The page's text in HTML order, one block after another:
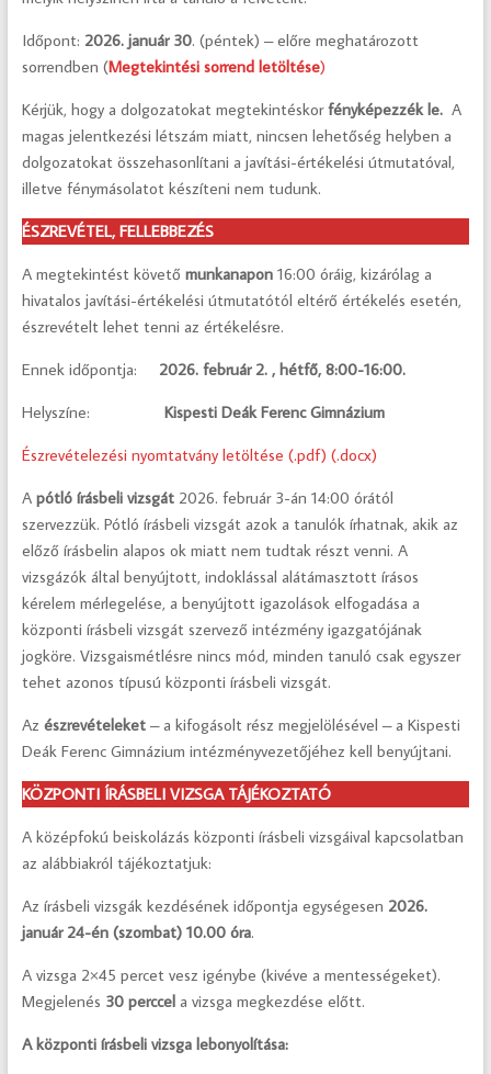
Időpont: 2026. január 30. (péntek) – előre meghatározott
sorrendben (Megtekintési sorrend letöltése)
Kérjük, hogy a dolgozatokat megtekintéskorfényképezzék le.A
magas jelentkezési létszám miatt, nincsen lehetőség helyben a
dolgozatokat összehasonlítani a javítási-értékelési útmutatóval,
illetve fénymásolatot készíteni nem tudunk.
ÉSZREVÉTEL, FELLEBBEZÉS
A megtekintést követő munkanapon16:00 óráig, kizárólag a
hivatalos javítási-értékelési útmutatótól eltérő értékelés esetén,
észrevételt lehet tenni az értékelésre.
Ennek időpontja: 2026. február 2. , hétfő, 8:00-16:00.
Helyszíne: Kispesti Deák Ferenc Gimnázium
Észrevételezési nyomtatvány letöltése (.pdf) (.docx)
Apótló írásbeli vizsgát 2026. február 3-án 14:00 órától
szervezzük. Pótló írásbeli vizsgát azok a tanulók írhatnak, akik az
előző írásbelin alapos ok miatt nem tudtak részt venni. A
vizsgázók által benyújtott, indoklással alátámasztott írásos
kérelem mérlegelése, a benyújtott igazolások elfogadása a
központi írásbeli vizsgát szervező intézmény igazgatójának
jogköre. Vizsgaismétlésre nincs mód, minden tanuló csak egyszer
tehet azonos típusú központi írásbeli vizsgát.
Az észrevételeket– a kifogásolt rész megjelölésével – a Kispesti
Deák Ferenc Gimnázium intézményvezetőjéhez kell benyújtani.
KÖZPONTI ÍRÁSBELI VIZSGA TÁJÉKOZTATÓ
A középfokú beiskolázás központi írásbeli vizsgáival kapcsolatban
az alábbiakról tájékoztatjuk:
Az írásbeli vizsgák kezdésének időpontja egységesen 2026.
január 24-én (szombat) 10.00 óra.
A vizsga 2×45 percet vesz igénybe (kivéve a mentességeket).
Megjelenés 30 perccela vizsga megkezdése előtt.
A központi írásbeli vizsga lebonyolítása: